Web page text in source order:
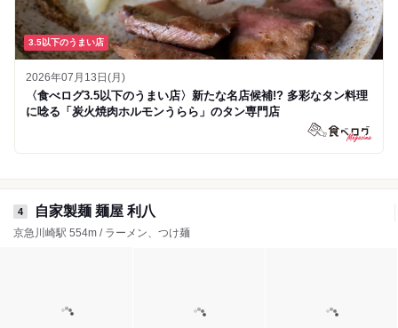
3.5以下のうまい店
2026年07月13日(月)
〈食べログ3.5以下のうまい店〉新たな名店候補!? 多彩なタン料理
に唸る「炭火焼肉ホルモンうらら」のタン専門店
4 自家製麺 麺屋 利八
京急川崎駅 554m / ラーメン、つけ麺